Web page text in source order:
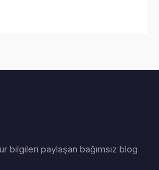
bilgileri paylaşan bağımsız blog